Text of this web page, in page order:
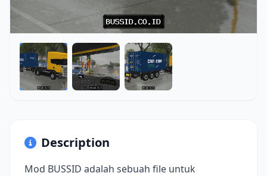
Description
Mod BUSSID adalah sebuah file untuk